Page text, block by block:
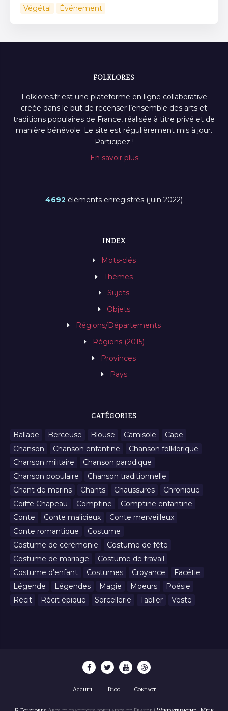
Végétal
Événement
FOLKLORES
Folklores.fr est une plateforme en ligne collaborative
créée dans le but de recenser l’ensemble des arts et
traditions populaires de France, réalisée à titre privé et de
manière bénévole. Le site est régulièrement mis à jour.
Participez !
En savoir plus
4692 éléments enregistrés (juin 2022)
INDEX
Mots-clés
Thèmes
Sujets
Objets
Régions/Départements
Régions (2015)
Provinces
Pays
CATÉGORIES
Ballade Berceuse Blouse Camisole
Cape
Chanson
Chanson enfantine
Chanson folklorique
Chanson militaire
Chanson parodique
Chanson populaire
Chanson traditionnelle
Chant de marins
Chants Chaussures
Chronique
Coiffe Chapeau
Comptine
Comptine enfantine
Conte
Conte malicieux
Conte merveilleux
Conte romantique
Costume
Costume de cérémonie
Costume de fête
Costume de mariage
Costume de travail
Costume d’enfant
Costumes Croyance
Facétie
Légende
Légendes Magie Moeurs
Poésie
Récit
Récit épique Sorcellerie Tablier Veste
Accueil Blog Contact